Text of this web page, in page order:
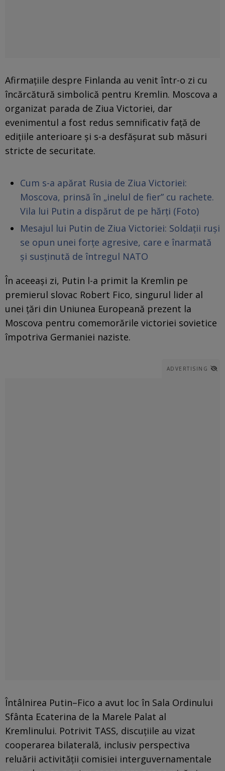
Afirmațiile despre Finlanda au venit într-o zi cu
încărcătură simbolică pentru Kremlin. Moscova a
organizat parada de Ziua Victoriei, dar
evenimentul a fost redus semnificativ față de
edițiile anterioare și s-a desfășurat sub măsuri
stricte de securitate.
Cum s-a apărat Rusia de Ziua Victoriei:
Moscova, prinsă în „inelul de fier” cu rachete.
Vila lui Putin a dispărut de pe hărți (Foto)
Mesajul lui Putin de Ziua Victoriei: Soldații ruși
se opun unei forțe agresive, care e înarmată
și susținută de întregul NATO
În aceeași zi, Putin l-a primit la Kremlin pe
premierul slovac Robert Fico, singurul lider al
unei țări din Uniunea Europeană prezent la
Moscova pentru comemorările victoriei sovietice
împotriva Germaniei naziste.
ADVERTISING
Întâlnirea Putin–Fico a avut loc în Sala Ordinului
Sfânta Ecaterina de la Marele Palat al
Kremlinului. Potrivit TASS, discuțiile au vizat
cooperarea bilaterală, inclusiv perspectiva
reluării activității comisiei interguvernamentale